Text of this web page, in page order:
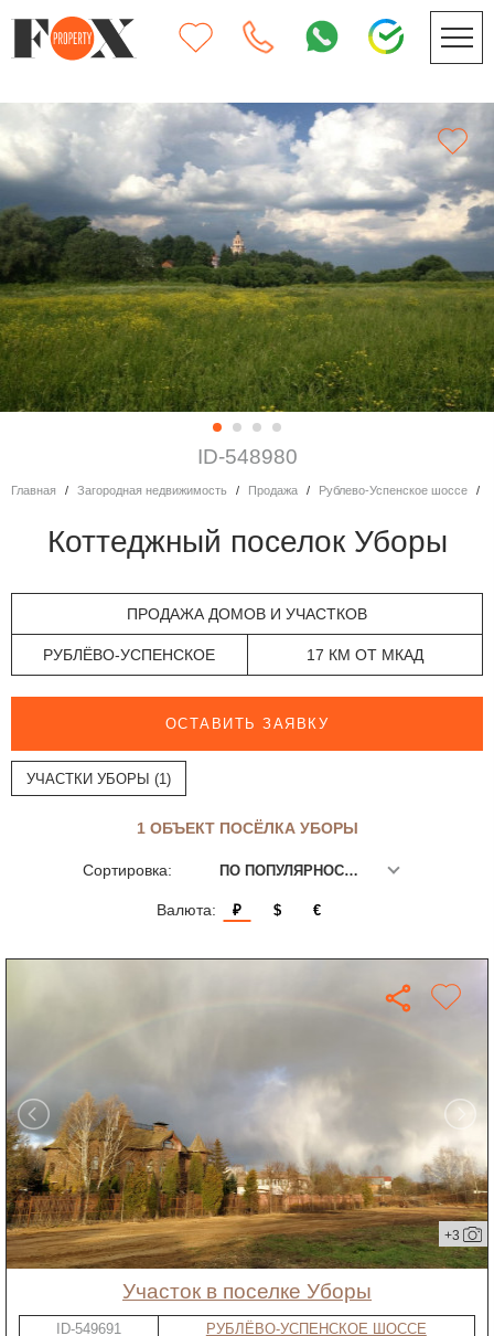
ID-548980
Главная Загородная недвижимость Продажа Рублево-Успенское шоссе
Коттеджный поселок Уборы
ПРОДАЖА ДОМОВ И УЧАСТКОВ
РУБЛЁВО-УСПЕНСКОЕ 17 КМ ОТ МКАД
ОСТАВИТЬ ЗАЯВКУ
УЧАСТКИ УБОРЫ (1)
1 ОБЪЕКТ ПОСЁЛКА УБОРЫ
Сортировка: ПО ПОПУЛЯРНОСТИ
Валюта: ₽ $ €
+3
участок в поселке Уборы
ID-549691
РУБЛЁВО-УСПЕНСКОЕ ШОССЕ